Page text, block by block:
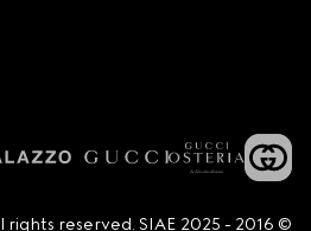
- All rights reserved. SIAE